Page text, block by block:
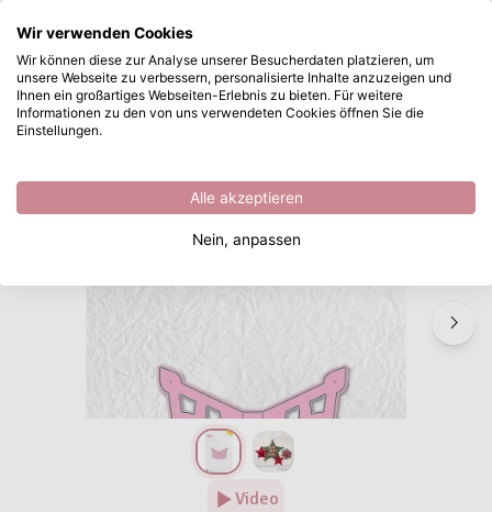
Zum Hauptinhalt springen
Sofort ab Lager lieferbar Nellie's Choice • Folding Die Weihnachten Kleine Stern
/ Faltstanzen /
Video
Wonach suchen Sie?
Wir verwenden Cookies
Wir können diese zur Analyse unserer Besucherdaten platzieren, um
unsere Webseite zu verbessern, personalisierte Inhalte anzuzeigen und
Ihnen ein großartiges Webseiten-Erlebnis zu bieten. Für weitere
Informationen zu den von uns verwendeten Cookies öffnen Sie die
Einstellungen.
Alle akzeptieren
Nein, anpassen